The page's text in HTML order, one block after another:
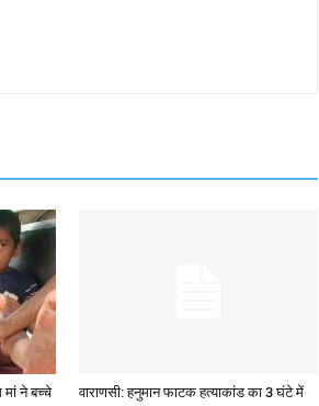
मां ने बच्चे
वाराणसी: हनुमान फाटक हत्याकांड का 3 घंटे में